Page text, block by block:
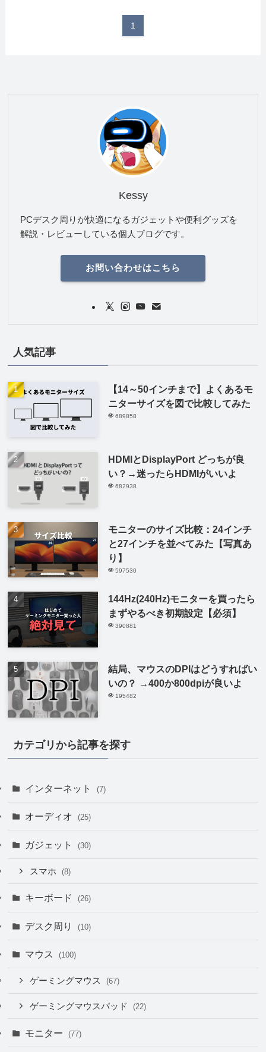
1
Kessy
PCデスク周りが快適になるガジェットや便利グッズを
解説・レビューしている個人ブログです。
お問い合わせはこちら
人気記事
【14～50インチまで】よくあるモ
ニターサイズを図で比較してみた
689858
HDMIとDisplayPort どっちが良
い？→迷ったらHDMIがいいよ
682938
モニターのサイズ比較：24インチ
と27インチを並べてみた【写真あ
り】
597530
144Hz(240Hz)モニターを買ったら
まずやるべき初期設定【必須】
390881
結局、マウスのDPIはどうすればい
いの？ →400か800dpiが良いよ
195482
カテゴリから記事を探す
インターネット (7)
オーディオ (25)
ガジェット (30)
スマホ (8)
キーボード (26)
デスク周り (10)
マウス (100)
ゲーミングマウス (67)
ゲーミングマウスパッド (22)
モニター (77)